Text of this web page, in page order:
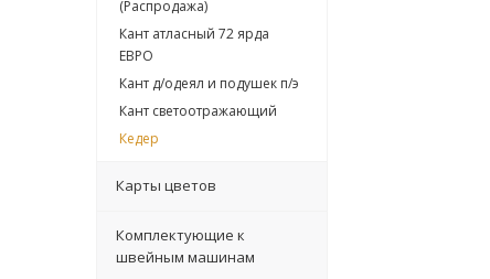
(Распродажа)
Кант атласный 72 ярда
ЕВРО
Кант д/одеял и подушек п/э
Кант светоотражающий
Кедер
Карты цветов
Комплектующие к
швейным машинам